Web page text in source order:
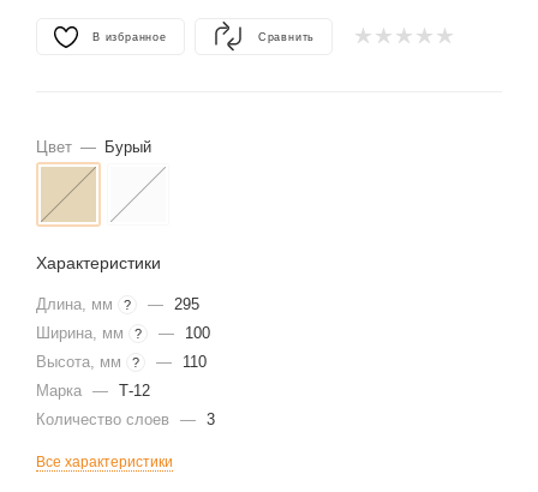
В избранное Сравнить
Цвет — Бурый
Характеристики
Длина, мм ? — 295
Ширина, мм
? —
100
Высота, мм
? —
110
Марка — Т-12
Количество слоев
— 3
Все характеристики